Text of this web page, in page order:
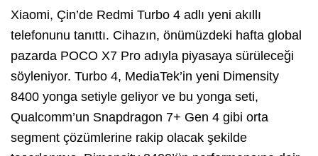
Xiaomi, Çin’de Redmi Turbo 4 adlı yeni akıllı
telefonunu tanıttı. Cihazın, önümüzdeki hafta global
pazarda POCO X7 Pro adıyla piyasaya sürüleceği
söyleniyor. Turbo 4, MediaTek’in yeni Dimensity
8400 yonga setiyle geliyor ve bu yonga seti,
Qualcomm’un Snapdragon 7+ Gen 4 gibi orta
segment çözümlerine rakip olacak şekilde